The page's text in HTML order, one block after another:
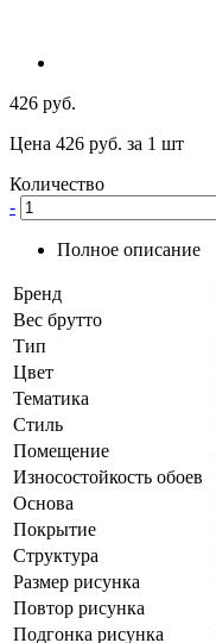
426 руб.
Цена 426 руб. за 1 шт
Количество
-
Полное описание
Бренд
Вес брутто
Тип
Цвет
Тематика
Стиль
Помещение
Износостойкость обоев
Основа
Покрытие
Структура
Размер рисунка
Повтор рисунка
Подгонка рисунка